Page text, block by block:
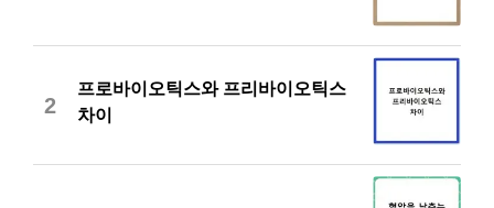
2
프로바이오틱스와 프리바이오틱스
차이